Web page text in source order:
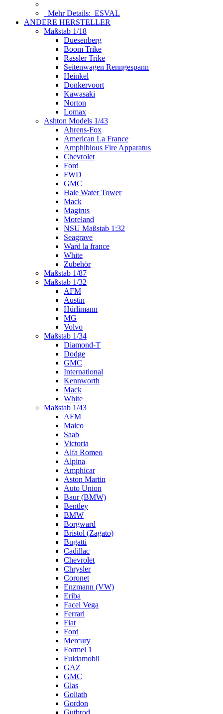
Mehr Details: ESVAL
ANDERE HERSTELLER
Maßstab 1/18
Duesenberg
Boom Trike
Rassler Trike
Seitenwagen Renngespann
Heinkel
Donkervoort
Kawasaki
Norton
Lomax
Ashton Models 1/43
Ahrens-Fox
American La France
Amphibious Fire Apparatus
Chevrolet
Ford
FWD
GMC
Hale Water Tower
Mack
Magirus
Moreland
NSU Maßstab 1:32
Seagrave
Ward la france
White
Zubehör
Maßstab 1/87
Maßstab 1/32
AFM
Austin
Hürlimann
MG
Volvo
Maßstab 1/34
Diamond-T
Dodge
GMC
International
Kennworth
Mack
White
Maßstab 1/43
AFM
Maico
Saab
Victoria
Alfa Romeo
Alpina
Amphicar
Aston Martin
Auto Union
Baur (BMW)
Bentley
BMW
Borgward
Bristol (Zagato)
Bugatti
Cadillac
Chevrolet
Chrysler
Coronet
Enzmann (VW)
Eriba
Facel Vega
Ferrari
Fiat
Ford
Mercury
Formel 1
Fuldamobil
GAZ
GMC
Glas
Goliath
Gordon
Gutbrod